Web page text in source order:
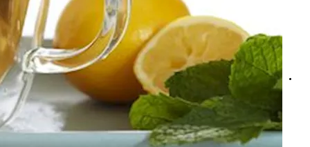
ماذا يحدث لمستوى السكر في الدم عند شرب ماء جوز الهند؟